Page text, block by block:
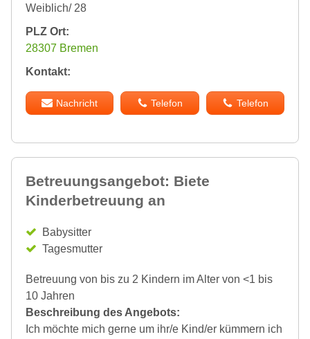
Weiblich/ 28
PLZ Ort:
28307 Bremen
Kontakt:
Nachricht Telefon Telefon
Betreuungsangebot: Biete
Kinderbetreuung an
Babysitter
Tagesmutter
Betreuung von bis zu 2 Kindern im Alter von <1 bis
10 Jahren
Beschreibung des Angebots:
Ich möchte mich gerne um ihr/e Kind/er kümmern ich